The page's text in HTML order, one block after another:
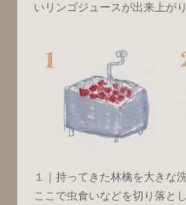
いリンゴジュースが出来上がり
１｜持ってきた林檎を大きな
ここで虫食いなどを切り落と